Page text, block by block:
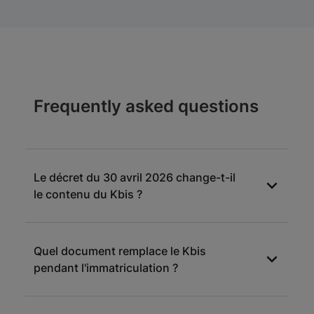
Frequently asked questions
Le décret du 30 avril 2026 change-t-il
le contenu du Kbis ?
d'office au RCS sur le RNE, ce qui peut
affecter la cohérence des informations si une
Quel document remplace le Kbis
pendant l'immatriculation ?